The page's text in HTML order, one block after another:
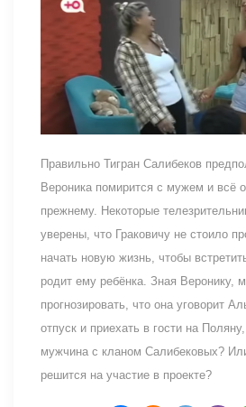
Правильно Тигран Салибеков
Вероника помирится с мужем и всё
прежнему. Некоторые
уверены, что Граковичу не стоило
начать новую жизнь, чтобы
родит ему ребёнка. Зная Веронику,
прогнозировать, что она уговорит
отпуск и приехать в гости на
мужчина с кланом Салибековых?
решится на участие в проекте?